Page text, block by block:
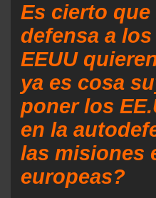
Es cierto
defensa a
EEUU
ya es cosa
poner los
en la
las misiones
europeas?